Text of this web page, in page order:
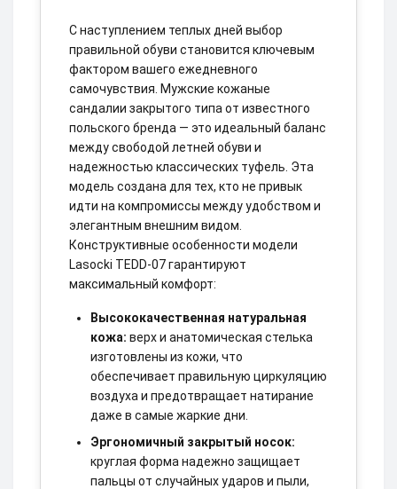
С наступлением теплых дней выбор
правильной обуви становится ключевым
фактором вашего ежедневного
самочувствия. Мужские кожаные
сандалии закрытого типа от известного
польского бренда — это идеальный баланс
между свободой летней обуви и
надежностью классических туфель. Эта
модель создана для тех, кто не привык
идти на компромиссы между удобством и
элегантным внешним видом.
Конструктивные особенности модели
Lasocki TEDD-07 гарантируют
максимальный комфорт:
Высококачественная натуральная
кожа: верх и анатомическая стелька
изготовлены из кожи, что
обеспечивает правильную циркуляцию
воздуха и предотвращает натирание
даже в самые жаркие дни.
Эргономичный закрытый носок:
круглая форма надежно защищает
пальцы от случайных ударов и пыли,